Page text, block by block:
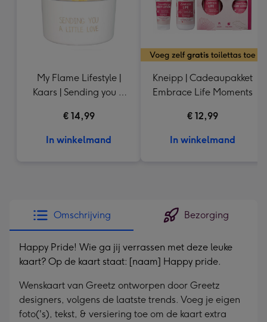
My Flame Lifestyle |
Kaars | Sending you a
€ 14,99
In winkelmand
Kneipp | Cadeaupakket
Embrace Life Moments
€ 12,99
In winkelmand
Omschrijving Bezorging
Happy Pride! Wie ga jij verrassen met deze leuke
kaart? Op de kaart staat: [naam] Happy pride.
Wenskaart van Greetz ontworpen door Greetz
designers, volgens de laatste trends. Voeg je eigen
foto('s), tekst, & versiering toe om de kaart extra